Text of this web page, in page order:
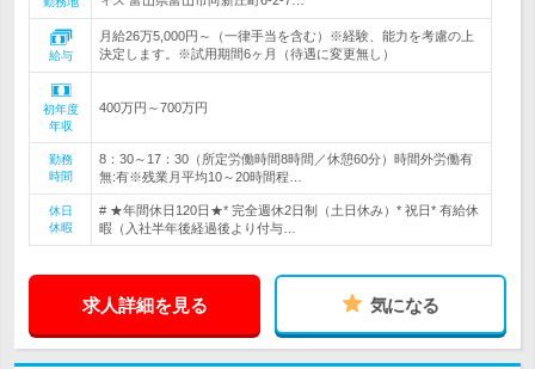
給与
月給26万5,000円～（一律手当を含む）※経験、能力を考慮の上
決定します。※試用期間6ヶ月（待遇に変更無し）
初年度
年収
400万円～700万円
勤務
時間
8：30～17：30（所定労働時間8時間／休憩60分）時間外労働有
無:有※残業月平均10～20時間程…
休日
休暇
# ★年間休日120日★* 完全週休2日制（土日休み）* 祝日* 有給休
暇（入社半年後経過後より付与…
求人詳細を見る 気になる